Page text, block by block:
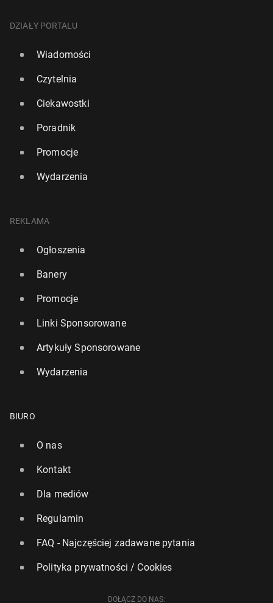
DZIAŁY PORTALU
Wiadomości
Czytelnia
Ciekawostki
Poradnik
Promocje
Wydarzenia
REKLAMA
Ogłoszenia
Banery
Promocje
Linki Sponsorowane
Artykuły Sponsorowane
Wydarzenia
BIURO
O nas
Kontakt
Dla mediów
Regulamin
FAQ - Najczęściej zadawane pytania
Polityka prywatności / Cookies
DOŁĄCZ DO NAS: